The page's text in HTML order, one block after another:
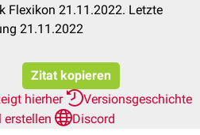
Flexikon 21.11.2022. Letzte
21.11.2022
Zitat kopieren
hierher
Versionsgeschichte
erstellen
Discord